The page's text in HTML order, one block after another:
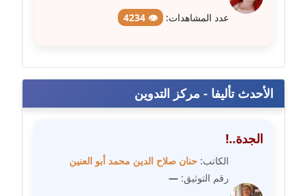
مدونة كريمان سالم
مدونة كنوز صلاح
موقوف
مدونة ليلى سرحان
عدد المشاهدات: 👁 4234
الأحدث تأليفا - مركز التدوين
الجدة..!
الكاتب: حنان صلاح الدين محمد أبو العنين
رقم التوثيق: —